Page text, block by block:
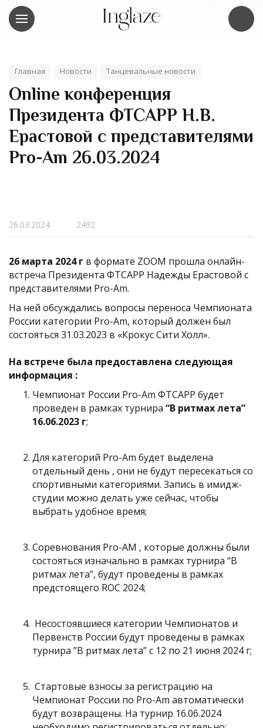
Главная Новости Танцевальные новости
Online конференция
Президента ФТСАРР Н.В.
Ерастовой с представителями
Pro-Am 26.03.2024
26.03.2024 2492
26 марта 2024 г в формате ZOOM прошла онлайн-
встреча Президента ФТСАРР Надежды Ерастовой с
представителями Pro-Am.
На ней обсуждались вопросы переноса Чемпионата
России категории Pro-Am, который должен был
состояться 31.03.2023 в «Крокус Сити Холл».
На встрече была предоставлена следующая
информация :
Чемпионат России Pro-Am ФТСАРР будет
проведен в рамках турнира “В ритмах лета”
16.06.2023 г;
Для категорий Pro-Am будет выделена
отдельный день , они не будут пересекаться со
спортивными категориями. Запись в имидж-
студии можно делать уже сейчас, чтобы
выбрать удобное время;
Соревнования Pro-AM , которые должны были
состояться изначально в рамках турнира “В
ритмах лета”, будут проведены в рамках
предстоящего ROC 2024;
Несостоявшиеся категории Чемпионатов и
Первенств России будут проведены в рамках
турнира ”В ритмах лета” с 12 по 21 июня 2024 г;
Стартовые взносы за регистрацию на
Чемпионат России по Pro-Am автоматически
будут возвращены. На турнир 16.06.2024